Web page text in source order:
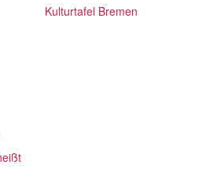
Kulturtafel Bremen